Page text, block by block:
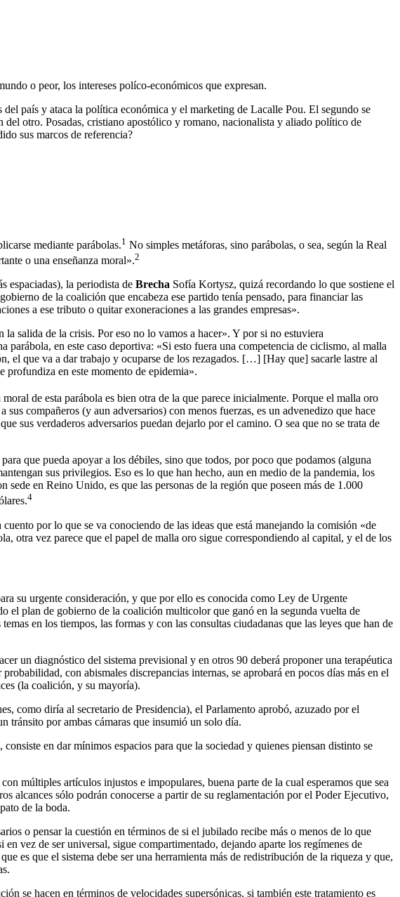
o peor, los intereses políco-económicos que expresan.
país y ataca la política económica y el marketing de Lacalle Pou. El segundo se
otro. Posadas, cristiano apostólico y romano, nacionalista y aliado político de
sus marcos de referencia?
mediante parábolas.1 No simples metáforas, sino parábolas, o sea, según la Real
o una enseñanza moral».2
espaciadas), la periodista de Brecha Sofía Kortysz, quizá recordando lo que sostiene el
de la coalición que encabeza ese partido tenía pensado, para financiar las
a ese tributo o quitar exoneraciones a las grandes empresas».
salida de la crisis. Por eso no lo vamos a hacer». Y por si no estuviera
en este caso deportiva: «Si esto fuera una competencia de ciclismo, al malla
el que va a dar trabajo y ocuparse de los rezagados. […] [Hay que] sacarle lastre al
profundiza en este momento de epidemia».
de esta parábola es bien otra de la que parece inicialmente. Porque el malla oro
compañeros (y aun adversarios) con menos fuerzas, es un advenedizo que hace
sus verdaderos adversarios puedan dejarlo por el camino. O sea que no se trata de
que pueda apoyar a los débiles, sino que todos, por poco que podamos (alguna
sus privilegios. Eso es lo que han hecho, aun en medio de la pandemia, los
en Reino Unido, es que las personas de la región que poseen más de 1.000
4
por lo que se va conociendo de las ideas que está manejando la comisión «de
otra vez parece que el papel de malla oro sigue correspondiendo al capital, y el de los
su urgente consideración, y que por ello es conocida como Ley de Urgente
plan de gobierno de la coalición multicolor que ganó en la segunda vuelta de
en los tiempos, las formas y con las consultas ciudadanas que las leyes que han de
un diagnóstico del sistema previsional y en otros 90 deberá proponer una terapéutica
con abismales discrepancias internas, se aprobará en pocos días más en el
(la coalición, y su mayoría).
como diría al secretario de Presidencia), el Parlamento aprobó, azuzado por el
tránsito por ambas cámaras que insumió un solo día.
en dar mínimos espacios para que la sociedad y quienes piensan distinto se
múltiples artículos injustos e impopulares, buena parte de la cual esperamos que sea
alcances sólo podrán conocerse a partir de su reglamentación por el Poder Ejecutivo,
de la boda.
o pensar la cuestión en términos de si el jubilado recibe más o menos de lo que
vez de ser universal, sigue compartimentado, dejando aparte los regímenes de
es que el sistema debe ser una herramienta más de redistribución de la riqueza y que,
se hacen en términos de velocidades supersónicas, si también este tratamiento es